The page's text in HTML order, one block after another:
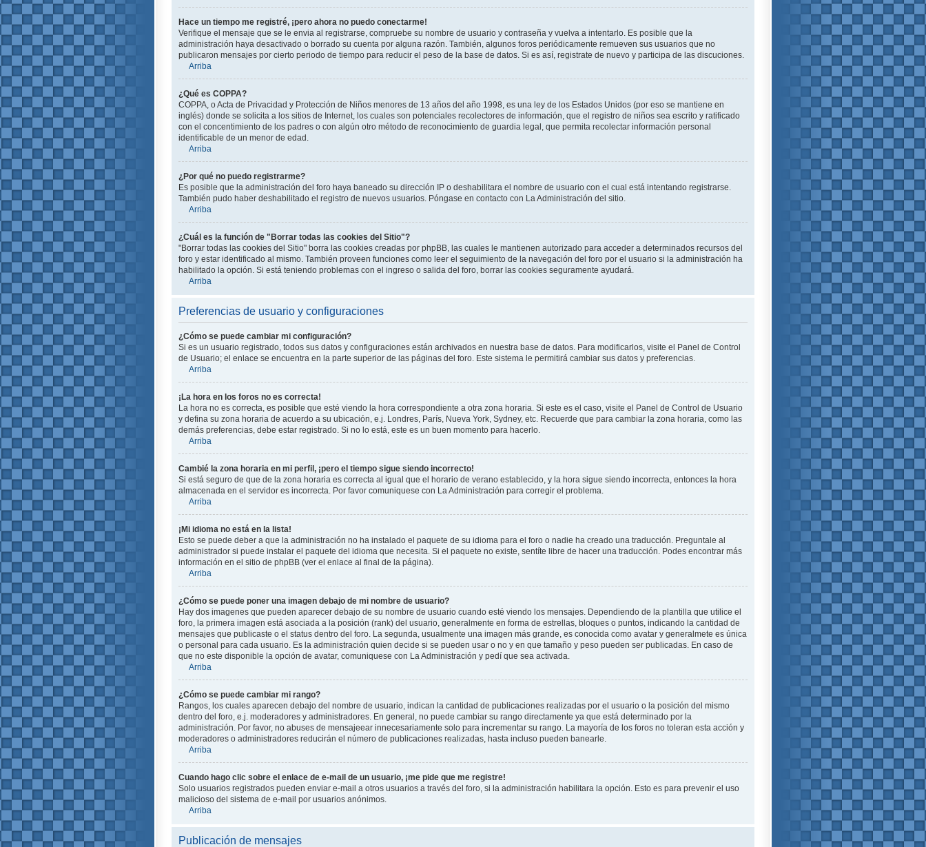
Hace un tiempo me registré, ¡pero ahora no puedo conectarme!
Verifique el mensaje que se le envia al registrarse, compruebe su nombre de usuario y contraseña y vuelva a intentarlo. Es posible que la
administración haya desactivado o borrado su cuenta por alguna razón. También, algunos foros periódicamente remueven sus usuarios que no
publicaron mensajes por cierto periodo de tiempo para reducir el peso de la base de datos. Si es así, registrate de nuevo y participa de las discuciones.
Arriba
¿Qué es COPPA?
COPPA, o Acta de Privacidad y Protección de Niños menores de 13 años del año 1998, es una ley de los Estados Unidos (por eso se mantiene en
inglés) donde se solicita a los sitios de Internet, los cuales son potenciales recolectores de información, que el registro de niños sea escrito y ratificado
con el concentimiento de los padres o con algún otro método de reconocimiento de guardia legal, que permita recolectar información personal
identificable de un menor de edad.
Arriba
¿Por qué no puedo registrarme?
Es posible que la administración del foro haya baneado su dirección IP o deshabilitara el nombre de usuario con el cual está intentando registrarse.
También pudo haber deshabilitado el registro de nuevos usuarios. Póngase en contacto con La Administración del sitio.
Arriba
¿Cuál es la función de "Borrar todas las cookies del Sitio"?
"Borrar todas las cookies del Sitio" borra las cookies creadas por phpBB, las cuales le mantienen autorizado para acceder a determinados recursos del
foro y estar identificado al mismo. También proveen funciones como leer el seguimiento de la navegación del foro por el usuario si la administración ha
habilitado la opción. Si está teniendo problemas con el ingreso o salida del foro, borrar las cookies seguramente ayudará.
Arriba
Preferencias de usuario y configuraciones
¿Cómo se puede cambiar mi configuración?
Si es un usuario registrado, todos sus datos y configuraciones están archivados en nuestra base de datos. Para modificarlos, visite el Panel de Control
de Usuario; el enlace se encuentra en la parte superior de las páginas del foro. Este sistema le permitirá cambiar sus datos y preferencias.
Arriba
¡La hora en los foros no es correcta!
La hora no es correcta, es posible que esté viendo la hora correspondiente a otra zona horaria. Si este es el caso, visite el Panel de Control de Usuario
y defina su zona horaria de acuerdo a su ubicación, e.j. Londres, París, Nueva York, Sydney, etc. Recuerde que para cambiar la zona horaria, como las
demás preferencias, debe estar registrado. Si no lo está, este es un buen momento para hacerlo.
Arriba
Cambié la zona horaria en mi perfil, ¡pero el tiempo sigue siendo incorrecto!
Si está seguro de que de la zona horaria es correcta al igual que el horario de verano establecido, y la hora sigue siendo incorrecta, entonces la hora
almacenada en el servidor es incorrecta. Por favor comuniquese con La Administración para corregir el problema.
Arriba
¡Mi idioma no está en la lista!
Esto se puede deber a que la administración no ha instalado el paquete de su idioma para el foro o nadie ha creado una traducción. Preguntale al
administrador si puede instalar el paquete del idioma que necesita. Si el paquete no existe, sentíte libre de hacer una traducción. Podes encontrar más
información en el sitio de phpBB (ver el enlace al final de la página).
Arriba
¿Cómo se puede poner una imagen debajo de mi nombre de usuario?
Hay dos imagenes que pueden aparecer debajo de su nombre de usuario cuando esté viendo los mensajes. Dependiendo de la plantilla que utilice el
foro, la primera imagen está asociada a la posición (rank) del usuario, generalmente en forma de estrellas, bloques o puntos, indicando la cantidad de
mensajes que publicaste o el status dentro del foro. La segunda, usualmente una imagen más grande, es conocida como avatar y generalmete es única
o personal para cada usuario. Es la administración quien decide si se pueden usar o no y en que tamaño y peso pueden ser publicadas. En caso de
que no este disponible la opción de avatar, comuniquese con La Administración y pedí que sea activada.
Arriba
¿Cómo se puede cambiar mi rango?
Rangos, los cuales aparecen debajo del nombre de usuario, indican la cantidad de publicaciones realizadas por el usuario o la posición del mismo
dentro del foro, e.j. moderadores y administradores. En general, no puede cambiar su rango directamente ya que está determinado por la
administración. Por favor, no abuses de mensajeear innecesariamente solo para incrementar su rango. La mayoría de los foros no toleran esta acción y
moderadores o administradores reducirán el número de publicaciones realizadas, hasta incluso pueden banearle.
Arriba
Cuando hago clic sobre el enlace de e-mail de un usuario, ¡me pide que me registre!
Solo usuarios registrados pueden enviar e-mail a otros usuarios a través del foro, si la administración habilitara la opción. Esto es para prevenir el uso
malicioso del sistema de e-mail por usuarios anónimos.
Arriba
Publicación de mensajes